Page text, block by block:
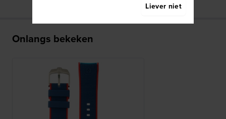
Onlangs bekeken
Liever niet